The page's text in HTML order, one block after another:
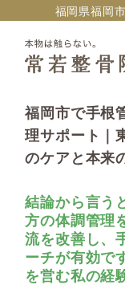
福岡県福岡
福岡市で手根
理サポート｜
のケアと本来
結論から言う
方の体調管理
流を改善し、
ーチが有効で
を営む私の経